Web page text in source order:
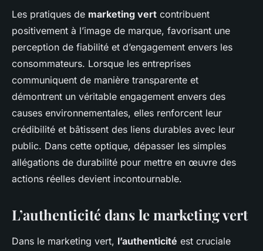
Les pratiques de marketing vert contribuent
positivement à l’image de marque, favorisant une
perception de fiabilité et d’engagement envers les
consommateurs. Lorsque les entreprises
communiquent de manière transparente et
démontrent un véritable engagement envers des
causes environnementales, elles renforcent leur
crédibilité et bâtissent des liens durables avec leur
public. Dans cette optique, dépasser les simples
allégations de durabilité pour mettre en œuvre des
actions réelles devient incontournable.
L’authenticité dans le marketing vert
Dans le marketing vert, l’authenticité est cruciale